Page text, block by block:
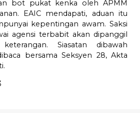
bot pukat kenka oleh APMM
EAIC mendapati, aduan itu
kepentingan awam. Saksi
agensi terbabit akan dipanggil
Siasatan dibawah
bersama Seksyen 28, Akta